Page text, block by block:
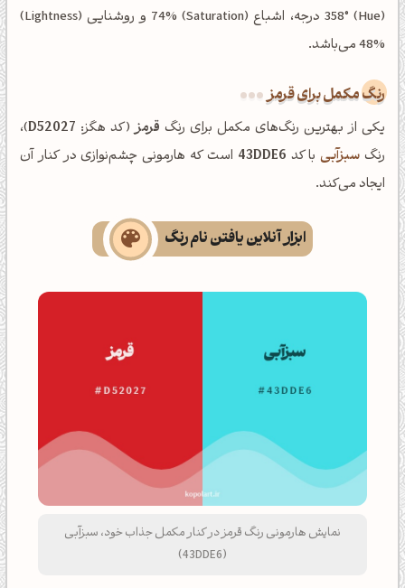
(Hue) 358° درجه، اشباع (Saturation) 74% و روشنایی (Lightness)
48% می‌باشد.
رنگ مکمل برای قرمز
یکی از بهترین رنگ‌های مکمل برای رنگ قرمز(کد هگز: D52027)،
رنگ سبزآبیبا کد 43DDE6 است که هارمونی چشم‌نوازی در کنار آن
ایجاد می‌کند.
ابزار آنلاین یافتن نام رنگ
نمایش هارمونی رنگ قرمز در کنار مکمل جذاب خود، سبزآبی
(43DDE6)